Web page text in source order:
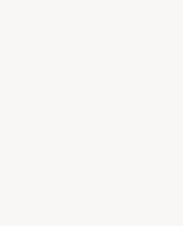
Fenster
Fenster